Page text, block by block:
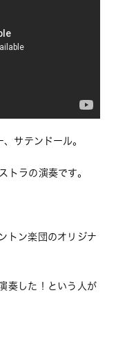
サテンドール。
トラの演奏です。
トン楽団のオリジナ
奏した！という人が